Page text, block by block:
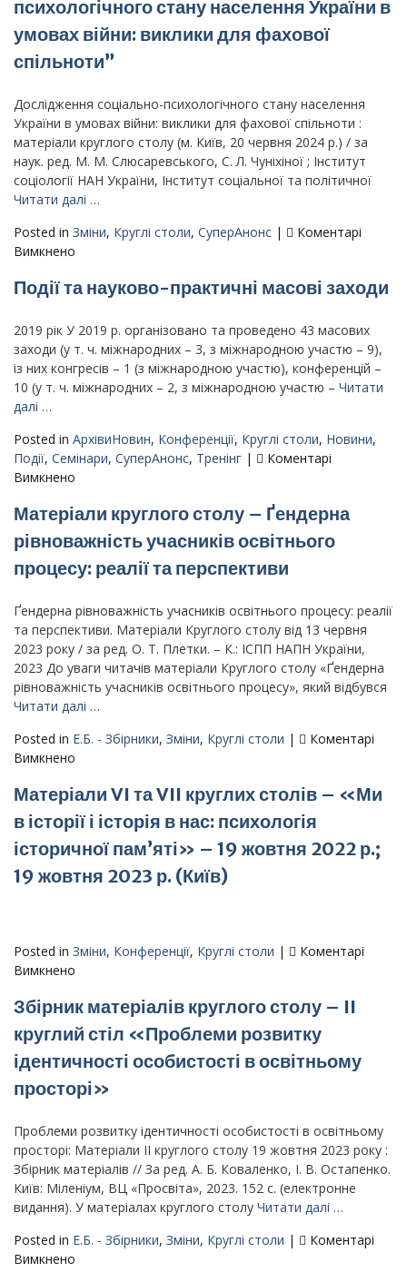
конструктивної
поведінки
в
екстремального
стресу»
(27
березня
2025
року)
психологічного стану населення України в
умовах війни: виклики для фахової
спільноти”
Дослідження соціально-психологічного стану населення
України в умовах війни: виклики для фахової спільноти :
матеріали круглого столу (м. Київ, 20 червня 2024 р.) / за
наук. ред. М. М. Слюсаревського, С. Л. Чуніхіної ; Інститут
соціології НАН України, Інститут соціальної та політичної
Читати далі …
Posted in Зміни, Круглі столи, СуперАнонс |
Коментарі
Вимкнено
збірник
круглого
столу
“Дослідження
соціально-
населення
України
війни:
виклики
фахової
Події та науково-практичні масові заходи
2019 рік У 2019 р. організовано та проведено 43 масових
заходи (у т. ч. міжнародних – 3, з міжнародною участю – 9),
із них конгресів – 1 (з міжнародною участю), конференцій –
10 (у т. ч. міжнародних – 2, з міжнародною участю – Читати
далі …
Posted in АрхівиНовин, Конференції, Круглі столи, Новини,
Події, Семінари, СуперАнонс, Тренінг |
Коментарі
Вимкнено
та
науково-
практичні
масові
Матеріали круглого столу – Ґендерна
рівноважність учасників освітнього
процесу: реалії та перспективи
Ґендерна рівноважність учасників освітнього процесу: реалії
та перспективи. Матеріали Круглого столу від 13 червня
2023 року / за ред. О. Т. Плетки. – К.: ІСПП НАПН України,
2023 До уваги читачів матеріали Круглого столу «Ґендерна
рівноважність учасників освітнього процесу», який відбувся
Читати далі …
Posted in Е.Б. - Збірники, Зміни, Круглі столи |
Коментарі
Вимкнено
круглого
столу
–
Ґендерна
рівноважність
реалії
Матеріали VI та VII круглих столів – «Ми
в історії і історія в нас: психологія
історичної пам’яті» – 19 жовтня 2022 р.;
19 жовтня 2023 р. (Київ)
Posted in Зміни, Конференції, Круглі столи |
Коментарі
Вимкнено
VI
та
VII
круглих
столів
–
в
історії
і
історія
в
нас:
Збірник матеріалів круглого столу – II
круглий стіл «Проблеми розвитку
ідентичності особистості в освітньому
просторі»
Проблеми розвитку ідентичності особистості в освітньому
просторі: Матеріали II круглого столу 19 жовтня 2023 року :
Збірник матеріалів // За ред. А. Б. Коваленко, І. В. Остапенко.
Київ: Міленіум, ВЦ «Просвіта», 2023. 152 с. (електронне
видання). У матеріалах круглого столу Читати далі …
Posted in Е.Б. - Збірники, Зміни, Круглі столи |
Коментарі
Вимкнено